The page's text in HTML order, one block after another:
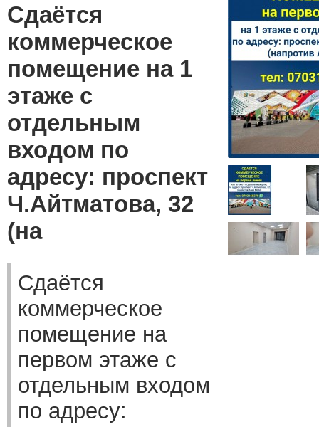
Сдаётся
коммерческое
помещение на 1
этаже с
отдельным
входом по
адресу: проспект
Ч.Айтматова, 32
(на
Сдаётся
коммерческое
помещение на
первом этаже с
отдельным входом
по адресу: